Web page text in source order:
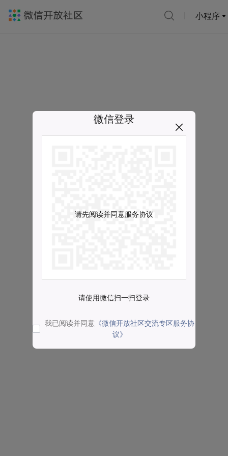
小程序
微信登录
请先阅读并同意服务协议
请使用微信扫一扫登录
我已阅读并同意 《微信开放社区交流专区服务协
议》